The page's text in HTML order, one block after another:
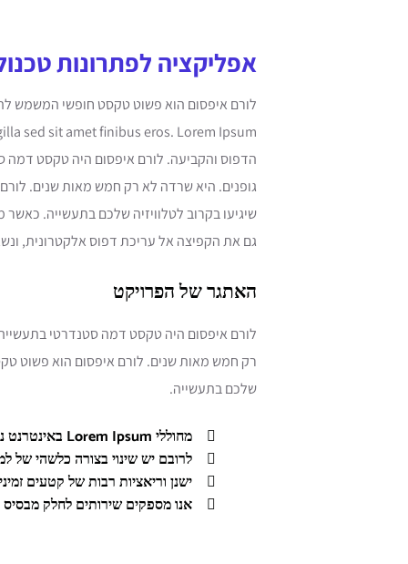
אפליקציה לפתרונות
גופנים. היא שרדה לא רק חמש מאות שנים.
שיגיעו בקרוב לטלוויזיה שלכם בתעשייה.
גם את הקפיצה אל עריכת דפוס אלקטרונית,
האתגר של הפרויקט
רק חמש מאות שנים. לורם איפסום הוא פשוט
שלכם בתעשייה.
מחוללי Lorem Ipsum באינטרנט נוטים להשתמש במילון.
לרובם יש שינוי בצורה כלשהי של למעלה מ-200
ישנן וריאציות רבות של קטעים
אנו מספקים שירותים לחלק מבסיס